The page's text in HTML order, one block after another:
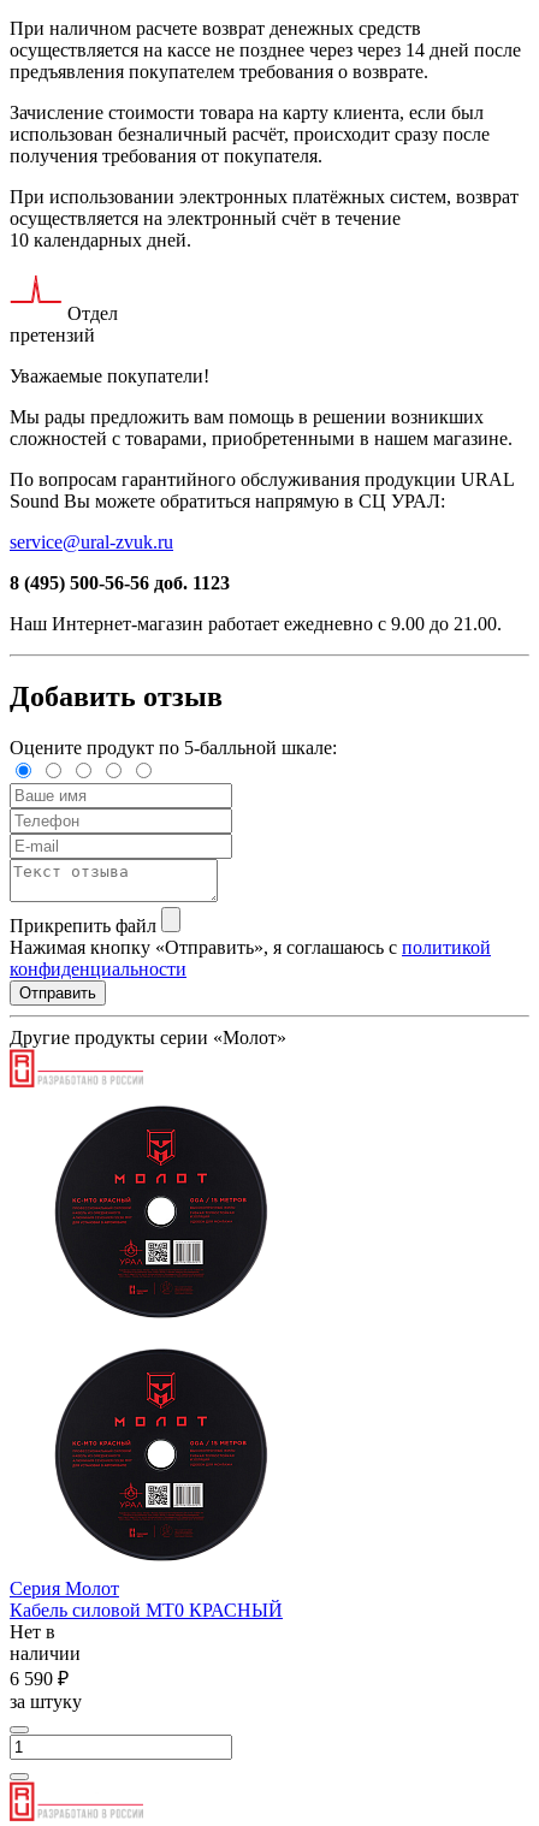
При наличном расчете возврат денежных средств
осуществляется на кассе не позднее через через 14 дней после
предъявления покупателем требования о возврате.
Зачисление стоимости товара на карту клиента, если был
использован безналичный расчёт, происходит сразу после
получения требования от покупателя.
При использовании электронных платёжных систем, возврат
осуществляется на электронный счёт в течение
10 календарных дней.
Отдел
претензий
Уважаемые покупатели!
Мы рады предложить вам помощь в решении возникших
сложностей c товарами, приобретенными в нашем магазине.
По вопросам гарантийного обслуживания продукции URAL
Sound Вы можете обратиться напрямую в СЦ УРАЛ:
service@ural-zvuk.ru
8 (495) 500-56-56 доб. 1123
Наш Интернет-магазин работает ежедневно с 9.00 до 21.00.
Добавить отзыв
Оцените продукт по 5-балльной шкале:
Прикрепить файл
Нажимая кнопку «Отправить», я соглашаюсь с политикой
конфиденциальности
Отправить
Другие продукты серии «Молот»
Серия Молот
Кабель силовой МТ0 КРАСНЫЙ
Нет в
наличии
6 590 ₽
за штуку